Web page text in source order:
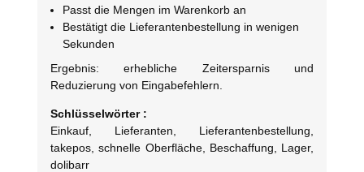
Passt die Mengen im Warenkorb an
Bestätigt die Lieferantenbestellung in wenigen
Sekunden
Ergebnis: erhebliche Zeitersparnis und
Reduzierung von Eingabefehlern.
Schlüsselwörter :
Einkauf, Lieferanten, Lieferantenbestellung,
takepos, schnelle Oberfläche, Beschaffung, Lager,
dolibarr